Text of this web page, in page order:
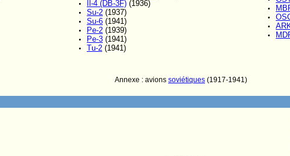
Il-4 (DB-3F) (1936)
Su-2 (1937)
Su-6 (1941)
Pe-2 (1939)
Pe-3 (1941)
Tu-2 (1941)
Annexe : avions soviétiques (1917-1941)